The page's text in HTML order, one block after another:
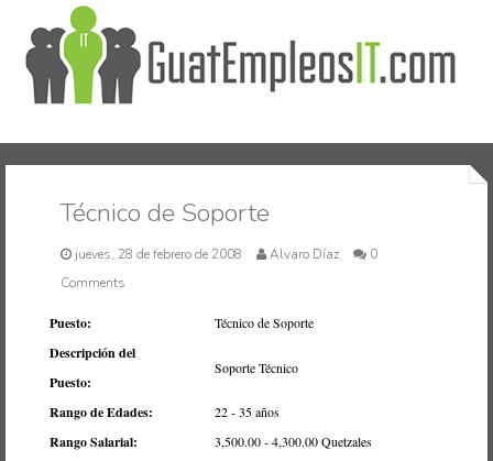
Inicio
Técnico de Soporte
jueves, 28 de febrero de 2008 Alvaro Díaz
0
Comments
Puesto: Técnico de Soporte
Descripción del
Puesto:
Soporte Técnico
Rango de Edades: 22 - 35 años
Rango Salarial: 3,500.00 - 4,300.00 Quetzales